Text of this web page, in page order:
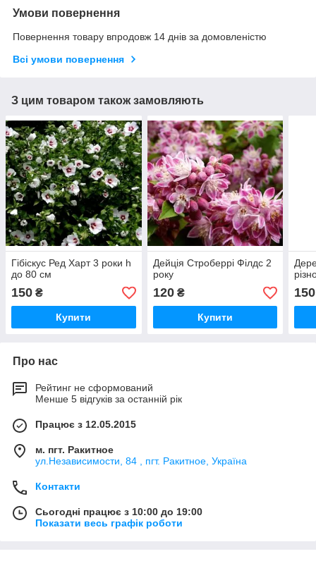
Умови повернення
Повернення товару впродовж 14 днів за домовленістю
Всі умови повернення
З цим товаром також замовляють
Гібіскус Ред Харт 3 роки h
до 80 см
150 ₴
Купити
Дейція Строберрі Філдс 2
року
120₴
Купити
150
Про нас
Рейтинг не сформований
Менше 5 відгуків за останній рік
Працює з 12.05.2015
м. пгт. Ракитное
ул.Независимости, 84 , пгт. Ракитное, Україна
Контакти
Сьогодні працює з 10:00 до 19:00
Показати весь графік роботи